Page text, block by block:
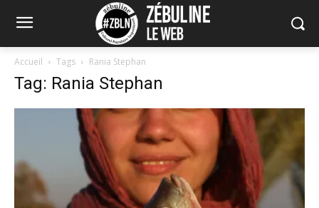
Accueil Tags Rania Stephan
Tag: Rania Stephan